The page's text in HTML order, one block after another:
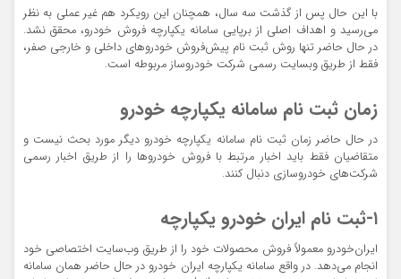
با این حال پس از گذشت سه سال، همچنان این رویکرد هم غیر عملی به نظر
می‌رسید و اهداف اصلی از برپایی سامانه یکپارچه فروش خودرو، محقق نشد.
در حال حاضر تنها روش ثبت نام پیش‌فروش خودروهای داخلی و خارجی صفر،
فقط از طریق وبسایت رسمی شرکت خودروساز مربوطه است.
زمان ثبت نام سامانه یکپارچه خودرو
در حال حاضر زمان ثبت نام سامانه یکپارچه خودرو دیگر مورد بحث نیست و
متقاضیان فقط باید اخبار مرتبط با فروش خودروها را از طریق اخبار رسمی
شرکت‌های خودروسازی دنبال کنند.
۱-ثبت نام ایران خودرو یکپارچه
ایران‌خودرو معمولاً فروش محصولات خود را از طریق وب‌سایت اختصاصی خود
انجام می‌دهد. در واقع سامانه یکپارچه ایران خودرو در حال حاضر همان سامانه